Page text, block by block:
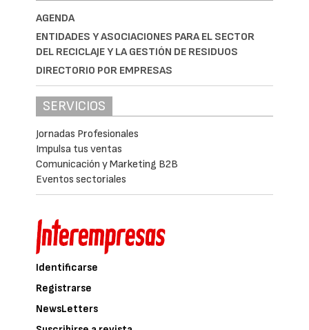
AGENDA
ENTIDADES Y ASOCIACIONES PARA EL SECTOR
DEL RECICLAJE Y LA GESTIÓN DE RESIDUOS
DIRECTORIO POR EMPRESAS
SERVICIOS
Jornadas Profesionales
Impulsa tus ventas
Comunicación y Marketing B2B
Eventos sectoriales
Identificarse
Registrarse
NewsLetters